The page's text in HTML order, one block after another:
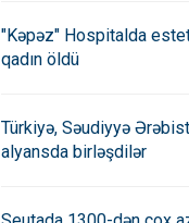
"Kəpəz" Hospitalda
qadın öldü
Türkiyə, Səudiyyə
alyansda birləşdilər